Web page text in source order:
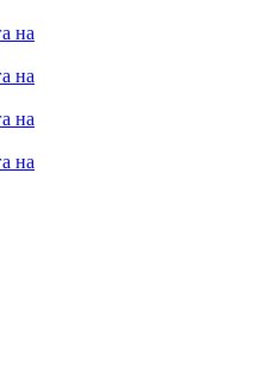
на
на
на
на